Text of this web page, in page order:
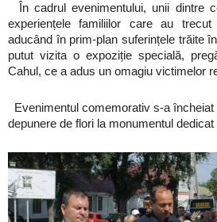
În cadrul evenimentului, unii dintre
experiențele familiilor care au trecut
aducând în prim-plan suferințele trăite
putut vizita o expoziție specială,
Cahul, ce a adus un omagiu victimelor
Evenimentul comemorativ s-a
depunere de flori la monumentul